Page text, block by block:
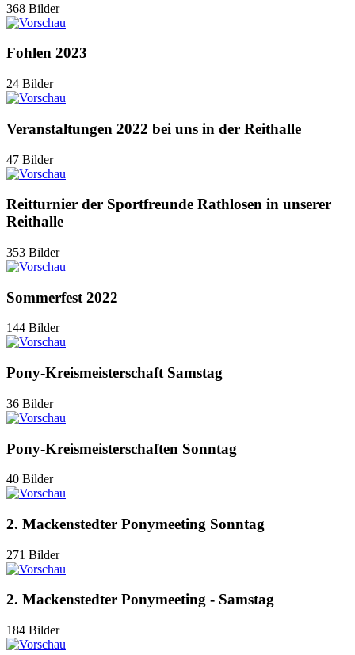
368 Bilder
Fohlen 2023
24 Bilder
Veranstaltungen 2022 bei uns in der Reithalle
47 Bilder
Reitturnier der Sportfreunde Rathlosen in unserer
Reithalle
353 Bilder
Sommerfest 2022
144 Bilder
Pony-Kreismeisterschaft Samstag
36 Bilder
Pony-Kreismeisterschaften Sonntag
40 Bilder
2. Mackenstedter Ponymeeting Sonntag
271 Bilder
2. Mackenstedter Ponymeeting - Samstag
184 Bilder